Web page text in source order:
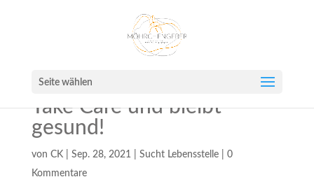
Seite wählen
Take Care und bleibt
gesund!
von CK| Sep. 28, 2021 Sucht Lebensstelle| 0
Kommentare